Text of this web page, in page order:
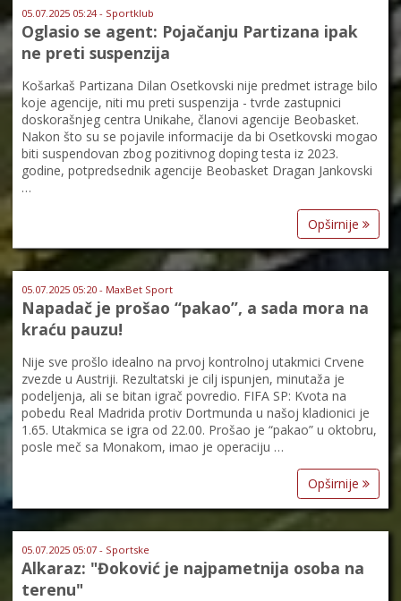
05.07.2025 05:24 - Sportklub
Oglasio se agent: Pojačanju Partizana ipak
ne preti suspenzija
Košarkaš Partizana Dilan Osetkovski nije predmet istrage bilo
koje agencije, niti mu preti suspenzija - tvrde zastupnici
doskorašnjeg centra Unikahe, članovi agencije Beobasket.
Nakon što su se pojavile informacije da bi Osetkovski mogao
biti suspendovan zbog pozitivnog doping testa iz 2023.
godine, potpredsednik agencije Beobasket Dragan Jankovski
…
Opširnije
05.07.2025 05:20 - MaxBet Sport
Napadač je prošao “pakao”, a sada mora na
kraću pauzu!
Nije sve prošlo idealno na prvoj kontrolnoj utakmici Crvene
zvezde u Austriji. Rezultatski je cilj ispunjen, minutaža je
podeljenja, ali se bitan igrač povredio. FIFA SP: Kvota na
pobedu Real Madrida protiv Dortmunda u našoj kladionici je
1.65. Utakmica se igra od 22.00. Prošao je “pakao” u oktobru,
posle meč sa Monakom, imao je operaciju …
Opširnije
05.07.2025 05:07 - Sportske
Alkaraz: "Đoković je najpametnija osoba na
terenu"